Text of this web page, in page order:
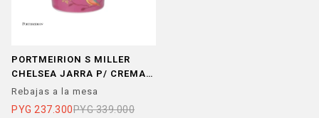
PORTMEIRION S MILLER
CHELSEA JARRA P/ CREMA
ROSA
Rebajas a la mesa
PYG 237.300PYG 339.000